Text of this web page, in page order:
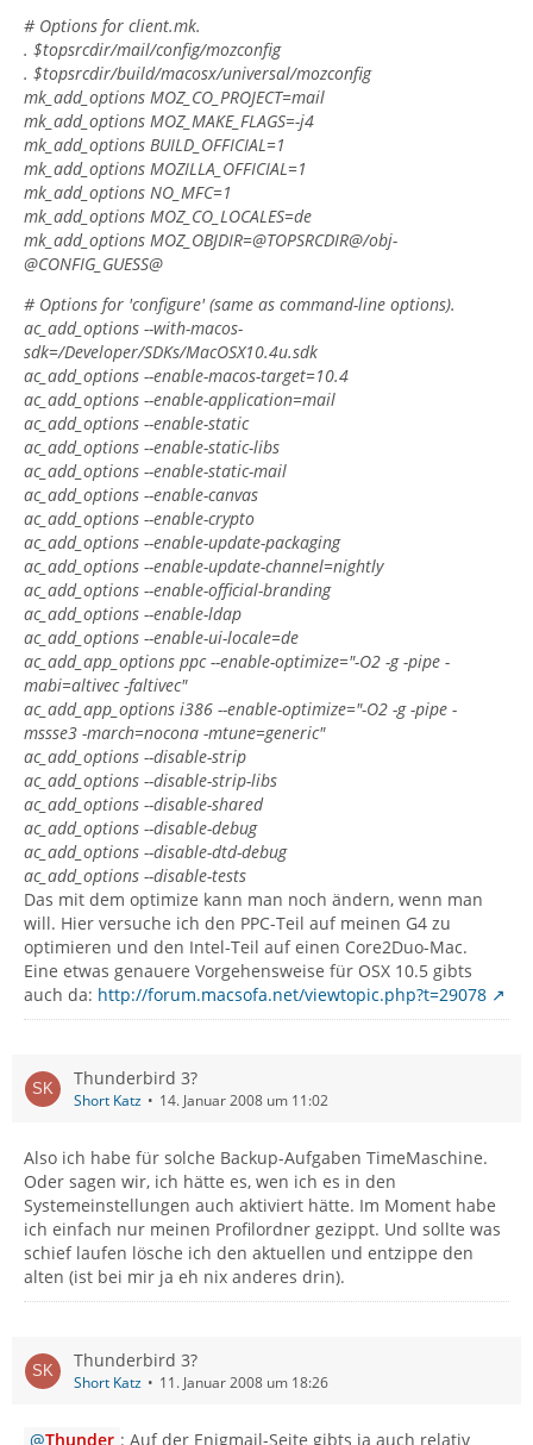
# Options for client.mk.
. $topsrcdir/mail/config/mozconfig
. $topsrcdir/build/macosx/universal/mozconfig
mk_add_options MOZ_CO_PROJECT=mail
mk_add_options MOZ_MAKE_FLAGS=-j4
mk_add_options BUILD_OFFICIAL=1
mk_add_options MOZILLA_OFFICIAL=1
mk_add_options NO_MFC=1
mk_add_options MOZ_CO_LOCALES=de
mk_add_options MOZ_OBJDIR=@TOPSRCDIR@/obj-
@CONFIG_GUESS@
# Options for 'configure' (same as command-line options).
ac_add_options --with-macos-
sdk=/Developer/SDKs/MacOSX10.4u.sdk
ac_add_options --enable-macos-target=10.4
ac_add_options --enable-application=mail
ac_add_options --enable-static
ac_add_options --enable-static-libs
ac_add_options --enable-static-mail
ac_add_options --enable-canvas
ac_add_options --enable-crypto
ac_add_options --enable-update-packaging
ac_add_options --enable-update-channel=nightly
ac_add_options --enable-official-branding
ac_add_options --enable-ldap
ac_add_options --enable-ui-locale=de
ac_add_app_options ppc --enable-optimize="-O2 -g -pipe -
mabi=altivec -faltivec"
ac_add_app_options i386 --enable-optimize="-O2 -g -pipe -
mssse3 -march=nocona -mtune=generic"
ac_add_options --disable-strip
ac_add_options --disable-strip-libs
ac_add_options --disable-shared
ac_add_options --disable-debug
ac_add_options --disable-dtd-debug
ac_add_options --disable-tests
Das mit dem optimize kann man noch ändern, wenn man
will. Hier versuche ich den PPC-Teil auf meinen G4 zu
optimieren und den Intel-Teil auf einen Core2Duo-Mac.
Eine etwas genauere Vorgehensweise für OSX 10.5 gibts
auch da: http://forum.macsofa.net/viewtopic.php?t=29078
Thunderbird 3?
Short Katz 14. Januar 2008 um 11:02
Also ich habe für solche Backup-Aufgaben TimeMaschine.
Oder sagen wir, ich hätte es, wen ich es in den
Systemeinstellungen auch aktiviert hätte. Im Moment habe
ich einfach nur meinen Profilordner gezippt. Und sollte was
schief laufen lösche ich den aktuellen und entzippe den
alten (ist bei mir ja eh nix anderes drin).
Thunderbird 3?
Short Katz 11. Januar 2008 um 18:26
Thunder : Auf der Enigmail-Seite gibts ja auch relativ